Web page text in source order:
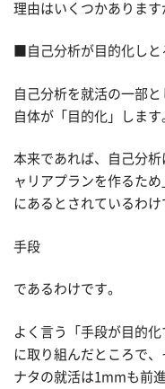
理由はいくつかあります
■自己分析が目的化しと
自己分析を就活の一部
自体が「目的化」します
本来であれば、自己分
ャリアプランを作るため
にあるとされているわ
手段
であるわけです。
よく言う「手段が目的
に取り組んだところで
ナタの就活は1mmも前